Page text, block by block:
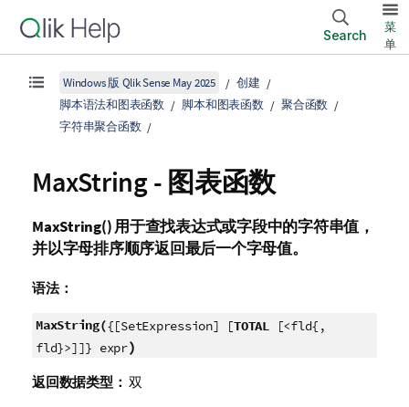
Search
菜
单
Windows 版 Qlik Sense May 2025
创建
脚本语法和图表函数
脚本和图表函数
聚合函数
字符串聚合函数
MaxString - 图表函数
MaxString()用于查找表达式或字段中的字符串值，
并以字母排序顺序返回最后一个字母值。
语法：
MaxString({[SetExpression] [TOTAL[<fld{,
fld}>]]} expr)
返回数据类型： 双